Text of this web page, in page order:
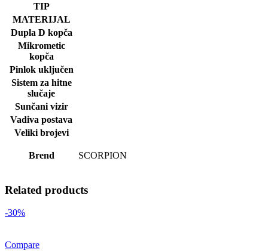
TIP
MATERIJAL
Dupla D kopča
Mikrometic
kopča
Pinlok uključen
Sistem za hitne
slučaje
Sunčani vizir
Vadiva postava
Veliki brojevi
Brend SCORPION
Related products
-30%
Compare